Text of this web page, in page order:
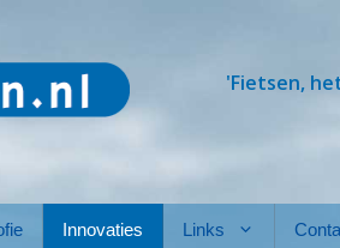
'Fietsen,
Innovaties Links